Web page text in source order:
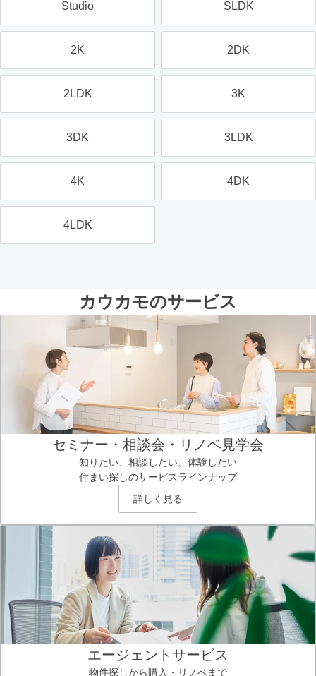
Studio SLDK
2K 2DK
2LDK 3K
3DK 3LDK
4K 4DK
4LDK
カウカモのサービス
セミナー・相談会・リノベ見学会
知りたい、相談したい、体験したい
住まい探しのサービスラインナップ
詳しく見る
エージェントサービス
物件探しから購入・リノベまで